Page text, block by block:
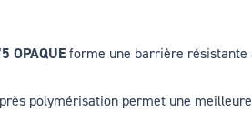
OPAQUEforme une barrière résistante
polymérisation permet une